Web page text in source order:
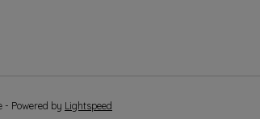
- Powered by Lightspeed